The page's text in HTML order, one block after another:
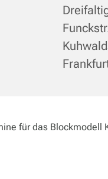
für das Blockmodell